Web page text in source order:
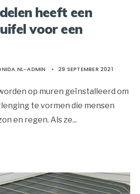
heeft een
voor een
ADMIN • 29 SEPTEMBER 2021
op muren geïnstalleerd om
te vormen die mensen
en regen. Als ze...